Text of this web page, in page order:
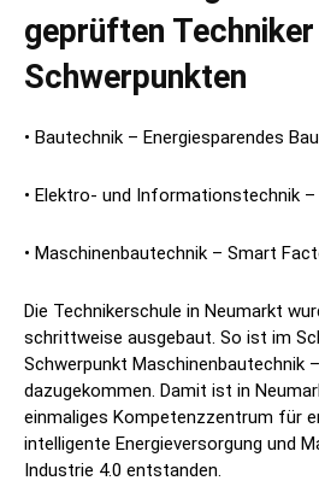
geprüften Techniker
Schwerpunkten
• Bautechnik – Energiesparendes
• Elektro- und Informationstechnik –
• Maschinenbautechnik – Smart
Die Technikerschule in Neumarkt
schrittweise ausgebaut. So ist im
Schwerpunkt Maschinenbautechnik
dazugekommen. Damit ist in
einmaliges Kompetenzzentrum für
intelligente Energieversorgung und
Industrie 4.0 entstanden.